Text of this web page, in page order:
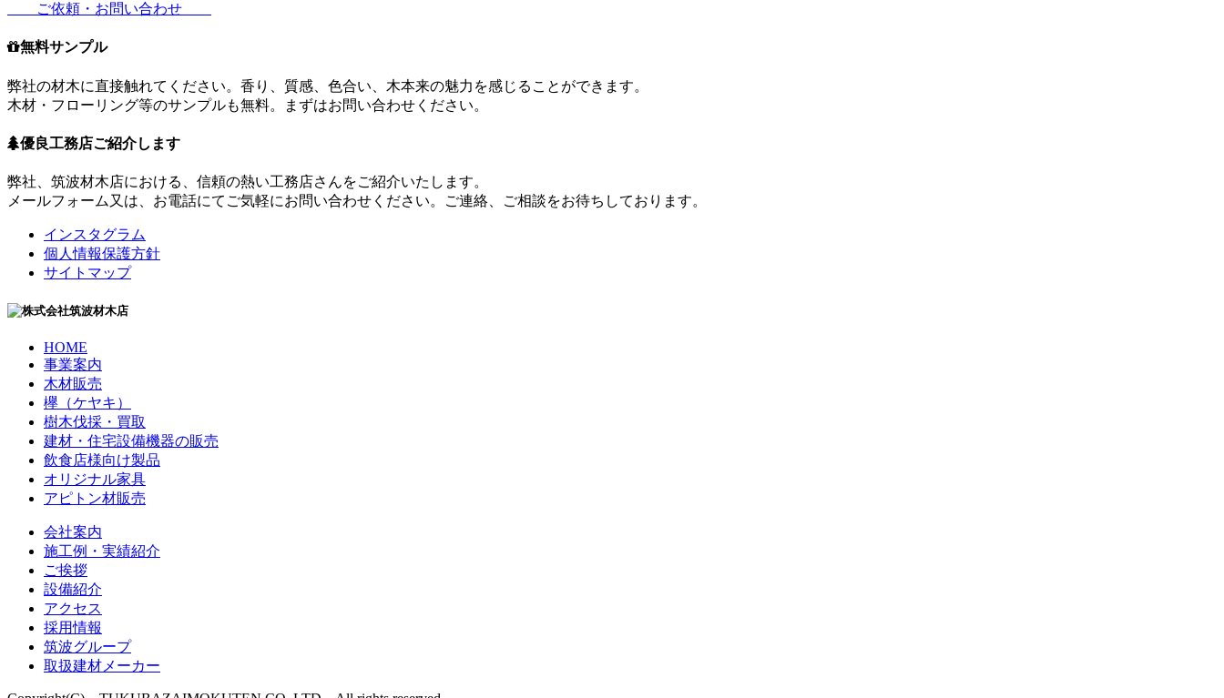
ご依頼・お問い合わせ
無料サンプル
弊社の材木に直接触れてください。香り、質感、色合い、木本来の魅力を感じることができます。
木材・フローリング等のサンプルも無料。まずはお問い合わせください。
優良工務店ご紹介します
弊社、筑波材木店における、信頼の熱い工務店さんをご紹介いたします。
メールフォーム又は、お電話にてご気軽にお問い合わせください。ご連絡、ご相談をお待ちしております。
インスタグラム
個人情報保護方針
サイトマップ
HOME
事業案内
木材販売
欅（ケヤキ）
樹木伐採・買取
建材・住宅設備機器の販売
飲食店様向け製品
オリジナル家具
アピトン材販売
会社案内
施工例・実績紹介
ご挨拶
設備紹介
アクセス
採用情報
筑波グループ
取扱建材メーカー